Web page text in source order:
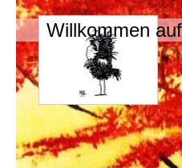
Willkommen